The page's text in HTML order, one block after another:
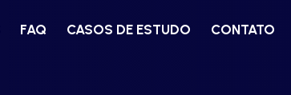
FAQ CASOS DE ESTUDO CONTATO